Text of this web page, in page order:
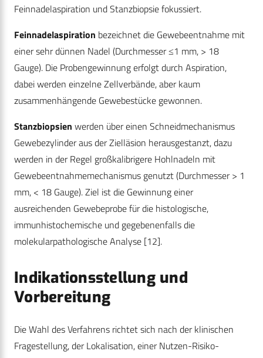
Feinnadelaspiration und Stanzbiopsie fokussiert.
Feinnadelaspiration bezeichnet die Gewebeentnahme mit
einer sehr dünnen Nadel (Durchmesser ≤1 mm, > 18
Gauge). Die Probengewinnung erfolgt durch Aspiration,
dabei werden einzelne Zellverbände, aber kaum
zusammenhängende Gewebestücke gewonnen.
Stanzbiopsien werden über einen Schneidmechanismus
Gewebezylinder aus der Zielläsion herausgestanzt, dazu
werden in der Regel großkalibrigere Hohlnadeln mit
Gewebeentnahmemechanismus genutzt (Durchmesser > 1
mm, < 18 Gauge). Ziel ist die Gewinnung einer
ausreichenden Gewebeprobe für die histologische,
immunhistochemische und gegebenenfalls die
molekularpathologische Analyse [12].
Indikationsstellung und
Vorbereitung
Die Wahl des Verfahrens richtet sich nach der klinischen
Fragestellung, der Lokalisation, einer Nutzen-Risiko-